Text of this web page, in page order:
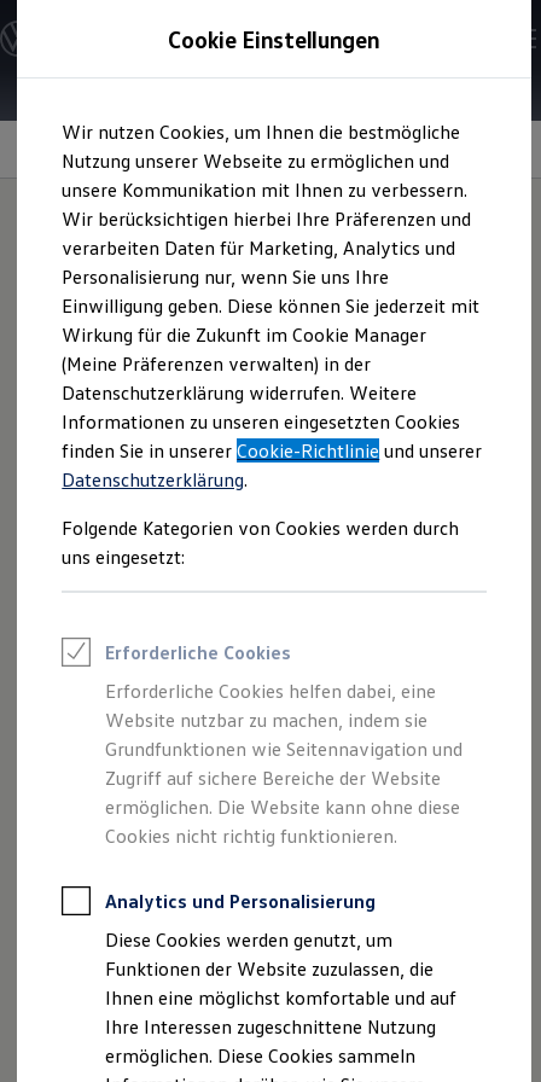
Hauptinhalt
springen
Footer
springen
Modelle & Konfigurator
Nutzfahrzeugkategorien entdecken
Modelle konfigurieren
Vorgängermodelle und Oldtimer
Vorgängermodelle
Oldtimer
Bulli Historie
Branchenlösungen & Gewerbekunden
Umbaulösungen und Hersteller finden
Auf- und Umbauten entdecken & konfigurieren
Groß- und Sonderkunden
Großkunden
Kommunen & Behörden
Journalisten
Sportvereine
Branchenlösungen
Bau & Handwerk
Gewerbliche Personenbeförderung
Service & mobile Werkstätten
Kurier, Logistik & Handel
Feuerwehr
Rettungsdienste
ONE Business ID Vorteile
Fahrzeugsuche & Marktplatz
Digitaler Marktplatz
Kauf & Finanzierung
Online-Fahrzeugbewertung
Aktionen & Angebote
E-Auto-Förderung
Für Privatkunden
Für Gewerbekunden
Profi Paket
TopDeal
Zertifizierte Gebrauchtwagen
Für Privatkunden
Für Gewerbekunden
Leasing
Für Privatkunden
Für Gewerbekunden
Versicherungen & Garantien
Garantien
Fahrerassistenzsysteme
Entspannterunterwegs
Auf unübersichtlichen Baustellen und schmalen Forstwegen,
in engen Wohnstraßen oder bei Windböen auf der
Autobahn: Im Crafterunterstützen Sie zahlreiche innovative
Fahrerassistenzsysteme, wenn es einmal kniffelig wird. So
kommen Sie gut und vor allem entspannter ans Ziel.
Serienmäßiger Aufmerksamkeits &
Müdigkeitsassistent
empfiehlt über optische und akustische Signale eine Pause,
sobald sie ein Fahrverhalten erkennt, das auf Müdigkeit
schließen lässt. 1
Serienmäßiger Spurhalteassistent „Lane
2
Lenkt bei unbeabsichtigtem Verlassen der Spur gegen und
sowie einen Hinweis in der Multifunktionsanzeige.
Serienmäßiger Notbremsassistent „Front
1
Unterstützung für unerwartete Situationen: Der
Cookie Einstellungen
Wir nutzen Cookies, um Ihnen die bestmögliche
Nutzung unserer Webseite zu ermöglichen und
unsere Kommunikation mit Ihnen zu verbessern.
Wir berücksichtigen hierbei Ihre Präferenzen und
verarbeiten Daten für Marketing, Analytics und
Personalisierung nur, wenn Sie uns Ihre
Einwilligung geben. Diese können Sie jederzeit mit
Wirkung für die Zukunft im Cookie Manager
(Meine Präferenzen verwalten) in der
Datenschutzerklärung widerrufen. Weitere
Informationen zu unseren eingesetzten Cookies
finden Sie in unsererCookie-Richtlinie und unserer
Datenschutzerklärung.
Folgende Kategorien von Cookies werden durch
uns eingesetzt:
Erforderliche Cookies
Erforderliche Cookies helfen dabei, eine
Website nutzbar zu machen, indem sie
Grundfunktionen wie Seitennavigation und
Zugriff auf sichere Bereiche der Website
ermöglichen. Die Website kann ohne diese
Cookies nicht richtig funktionieren.
Analytics und Personalisierung
Diese Cookies werden genutzt, um
Funktionen der Website zuzulassen, die
Ihnen eine möglichst komfortable und auf
Ihre Interessen zugeschnittene Nutzung
ermöglichen. Diese Cookies sammeln